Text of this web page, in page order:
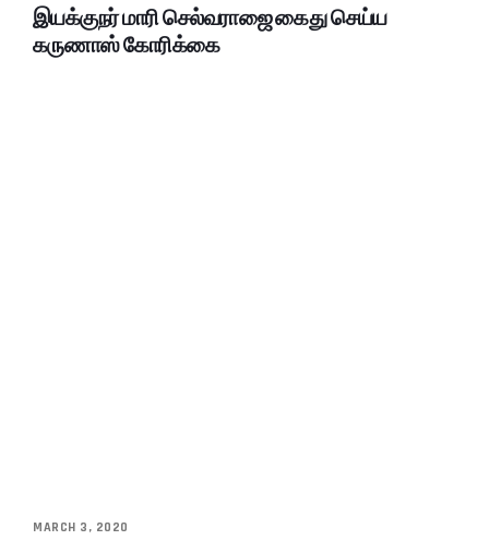
இயக்குநர் மாரி செல்வராஜை கைது செய்ய
கருணாஸ் கோரிக்கை
MARCH 3, 2020